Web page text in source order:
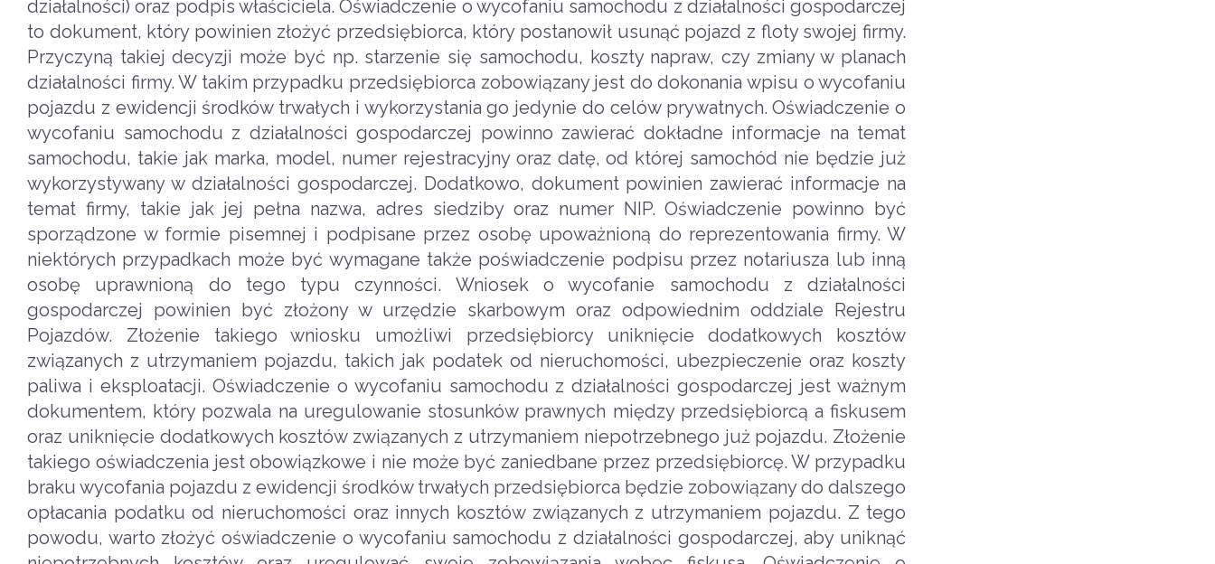
działalności) oraz podpis właściciela. Oświadczenie o wycofaniu samochodu z działalności gospodarczej
to dokument, który powinien złożyć przedsiębiorca, który postanowił usunąć pojazd z floty swojej firmy.
Przyczyną takiej decyzji może być np. starzenie się samochodu, koszty napraw, czy zmiany w planach
działalności firmy. W takim przypadku przedsiębiorca zobowiązany jest do dokonania wpisu o wycofaniu
pojazdu z ewidencji środków trwałych i wykorzystania go jedynie do celów prywatnych. Oświadczenie o
wycofaniu samochodu z działalności gospodarczej powinno zawierać dokładne informacje na temat
samochodu, takie jak marka, model, numer rejestracyjny oraz datę, od której samochód nie będzie już
wykorzystywany w działalności gospodarczej. Dodatkowo, dokument powinien zawierać informacje na
temat firmy, takie jak jej pełna nazwa, adres siedziby oraz numer NIP. Oświadczenie powinno być
sporządzone w formie pisemnej i podpisane przez osobę upoważnioną do reprezentowania firmy. W
niektórych przypadkach może być wymagane także poświadczenie podpisu przez notariusza lub inną
osobę uprawnioną do tego typu czynności. Wniosek o wycofanie samochodu z działalności
gospodarczej powinien być złożony w urzędzie skarbowym oraz odpowiednim oddziale Rejestru
Pojazdów. Złożenie takiego wniosku umożliwi przedsiębiorcy uniknięcie dodatkowych kosztów
związanych z utrzymaniem pojazdu, takich jak podatek od nieruchomości, ubezpieczenie oraz koszty
paliwa i eksploatacji. Oświadczenie o wycofaniu samochodu z działalności gospodarczej jest ważnym
dokumentem, który pozwala na uregulowanie stosunków prawnych między przedsiębiorcą a fiskusem
oraz uniknięcie dodatkowych kosztów związanych z utrzymaniem niepotrzebnego już pojazdu. Złożenie
takiego oświadczenia jest obowiązkowe i nie może być zaniedbane przez przedsiębiorcę. W przypadku
braku wycofania pojazdu z ewidencji środków trwałych przedsiębiorca będzie zobowiązany do dalszego
opłacania podatku od nieruchomości oraz innych kosztów związanych z utrzymaniem pojazdu. Z tego
powodu, warto złożyć oświadczenie o wycofaniu samochodu z działalności gospodarczej, aby uniknąć